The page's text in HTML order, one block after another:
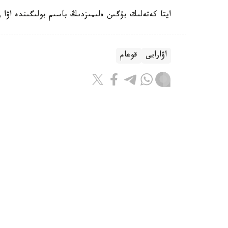
ايتا كەتەلىك بۇگىن ەلىمىزدىڭ باسىم بولىگىندە
اۋارايى قوعام